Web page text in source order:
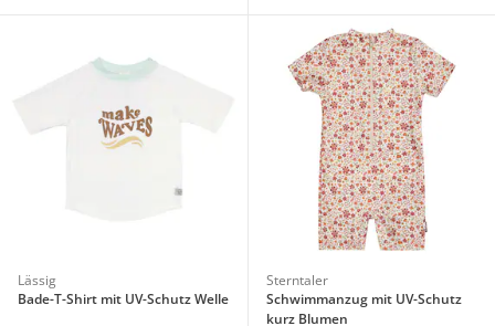
Lässig
Bade-T-Shirt mit UV-Schutz Welle
Sterntaler
Schwimmanzug mit UV-Schutz
kurz Blumen